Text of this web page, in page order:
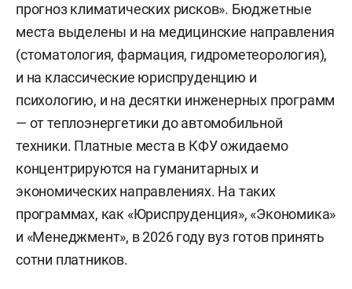
программах магистратуры незаполненные
места целевой квоты сразу будут переходить в
основные бюджетные места — раньше такого
механизма не существовало.
Выпускники колледжей — только по профилю.
Поступить в вуз по внутренним вступительным
испытаниям, без ЕГЭ, выпускник СПО теперь
сможет только на программы того же профиля,
который он осваивал в техникуме или колледже.
На смежные направления — обязательно
сдавать ЕГЭ. Соответствие профилей вузы
прогноз климатических рисков». Бюджетные
места выделены и на медицинские направления
(стоматология, фармация, гидрометеорология),
и на классические юриспруденцию и
психологию, и на десятки инженерных программ
— от теплоэнергетики до автомобильной
техники. Платные места в КФУ ожидаемо
концентрируются на гуманитарных и
экономических направлениях. На таких
программах, как «Юриспруденция», «Экономика»
и «Менеджмент», в 2026 году вуз готов принять
сотни платников.